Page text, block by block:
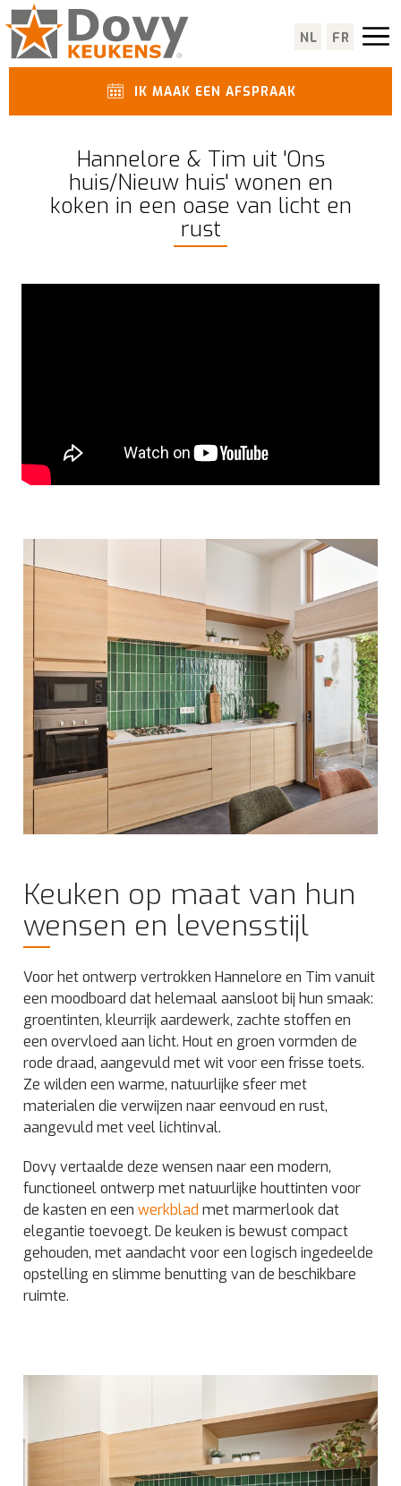
NL FR
IK MAAK EEN AFSPRAAK
Hannelore & Tim uit 'Ons
huis/Nieuw huis' wonen en
koken in een oase van licht en
rust
Keuken op maat van hun
wensen en levensstijl
Voor het ontwerp vertrokken Hannelore en Tim vanuit
een moodboard dat helemaal aansloot bij hun smaak:
groentinten, kleurrijk aardewerk, zachte stoffen en
een overvloed aan licht. Hout en groen vormden de
rode draad, aangevuld met wit voor een frisse toets.
Ze wilden een warme, natuurlijke sfeer met
materialen die verwijzen naar eenvoud en rust,
aangevuld met veel lichtinval.
Dovy vertaalde deze wensen naar een modern,
functioneel ontwerp met natuurlijke houttinten voor
de kasten en eenwerkblad met marmerlook dat
elegantie toevoegt. De keuken is bewust compact
gehouden, met aandacht voor een logisch ingedeelde
opstelling en slimme benutting van de beschikbare
ruimte.